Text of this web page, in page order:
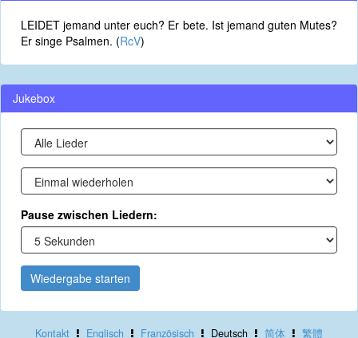
LEIDET jemand unter euch? Er bete. Ist jemand guten Mutes?
Er singe Psalmen. (RcV)
Jukebox
Pause zwischen Liedern:
Wiedergabe starten
Kontakt Englisch Französisch Deutsch 简体 繁體